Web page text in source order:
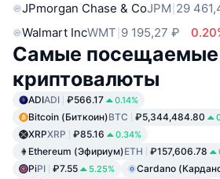
JPmorgan Chase & CoJPM 29
Walmart IncWMT 9 195,27 ₽
Самые посещаемые
криптовалюты
ADIADI ₽566.17 0.14%
Bitcoin (Биткоин)BTC ₽5,344,484.80
XRPXRP ₽85.16 0.34%
Ethereum (Эфириум)ETH ₽157,606.78
PiPI ₽7.55 5.25% Cardano